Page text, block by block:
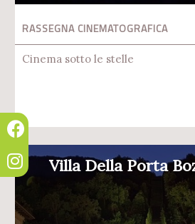
RASSEGNA CINEMATOGRAFICA
Cinema sotto le stelle
Villa Della Porta